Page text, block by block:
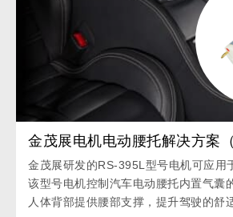
金茂展电机电动腰托解决方案（
金茂展研发的RS-395L型号电机可应用
该型号电机控制汽车电动腰托内置气囊
人体背部提供腰部支撑，提升驾驶的舒